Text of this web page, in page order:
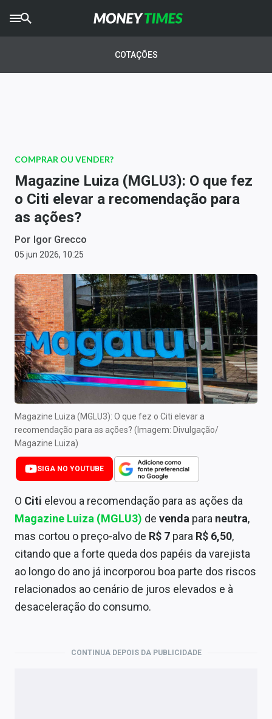
AGROTIMES
Newsletters
Money Trader
Anuncie
Últimas Notícias
Newsletters
Cotações
Comprar ou vender?
Carteiras Recomendadas
Central de Dividendos
Central de Fundos Imobiliários
Central dos IPOs
Renda Fixa
Finanças Pessoais
Mercados
Economia
Empresas
Brasil
COTAÇÕES
COMPRAR OU VENDER?
Magazine Luiza (MGLU3): O que fez
o Citi elevar a recomendação para
as ações?
Por Igor Grecco
05 jun 2026, 10:25
Magazine Luiza (MGLU3): O que fez o Citi elevar a
recomendação para as ações? (Imagem: Divulgação/
Magazine Luiza)
SIGA NO YOUTUBE
O Citi elevou a recomendação para as ações da
Magazine Luiza (MGLU3) de venda para neutra,
mas cortou o preço-alvo de R$ 7 para R$ 6,50,
citando que a forte queda dos papéis da varejista
ao longo do ano já incorporou boa parte dos riscos
relacionados ao cenário de juros elevados e à
desaceleração do consumo.
CONTINUA DEPOIS DA PUBLICIDADE